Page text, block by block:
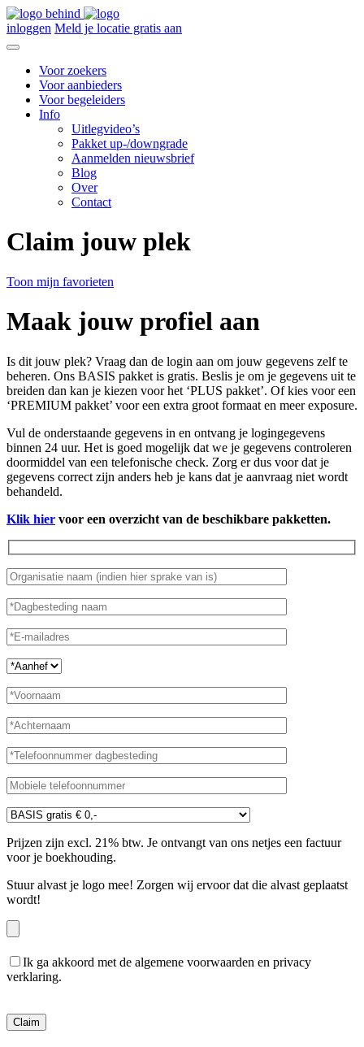
inloggen Meld je locatie gratis aan
Voor zoekers
Voor aanbieders
Voor begeleiders
Info
Uitlegvideo’s
Pakket up-/downgrade
Aanmelden nieuwsbrief
Blog
Over
Contact
Claim jouw plek
Toon mijn favorieten
Maak jouw profiel aan
Is dit jouw plek? Vraag dan de login aan om jouw gegevens zelf te
beheren. Ons BASIS pakket is gratis. Beslis je om je gegevens uit te
breiden dan kan je kiezen voor het ‘PLUS pakket’. Of kies voor een
‘PREMIUM pakket’ voor een extra groot formaat en meer exposure.
Vul de onderstaande gegevens in en ontvang je logingegevens
binnen 24 uur. Het is goed mogelijk dat we je gegevens controleren
doormiddel van een telefonische check. Zorg er dus voor dat je
gegevens correct zijn anders heb je kans dat je aanvraag niet wordt
behandeld.
Klik hier voor een overzicht van de beschikbare pakketten.
Prijzen zijn excl. 21% btw. Je ontvangt van ons netjes een factuur
voor je boekhouding.
Stuur alvast je logo mee! Zorgen wij ervoor dat die alvast geplaatst
wordt!
Ik ga akkoord met de algemene voorwaarden en privacy
verklaring.